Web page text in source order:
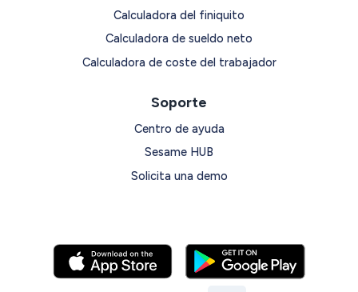
Calculadora del finiquito
Calculadora de sueldo neto
Calculadora de coste del trabajador
Soporte
Centro de ayuda
Sesame HUB
Solicita una demo